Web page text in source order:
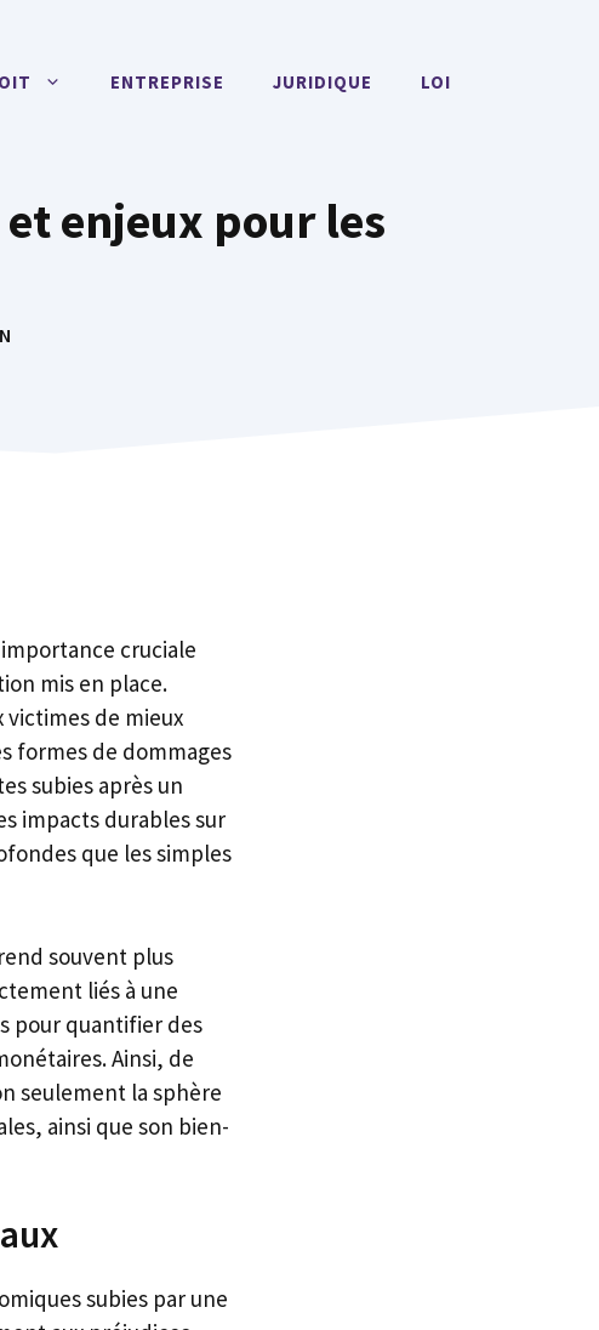
ENTREPRISE JURIDIQUE LOI
enjeux pour les
cruciale
mis en place.
de mieux
formes de dommages
subies après un
impacts durables sur
que les simples
souvent plus
liés à une
pour quantifier des
Ainsi, de
seulement la sphère
ainsi que son bien-
subies par une